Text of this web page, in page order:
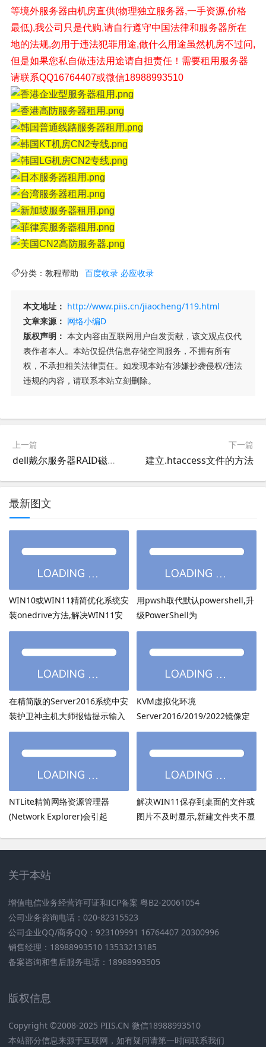
等境外服务器由机房直供(物理独立服务器,一手资源,价格
最低),我公司只是代购,请自行遵守中国法律和服务器所在
地的法规,勿用于违法犯罪用途,做什么用途虽然机房不过问,
但是如果您私自做违法用途请自担责任！ 需要租用服务器
请联系QQ16764407或微信18988993510
分类： 教程帮助 百度收录 必应收录
本文地址： http://www.piis.cn/jiaocheng/119.html
文章来源： 网络小编D
版权声明： 本文内容由互联网用户自发贡献，该文观点仅代
表作者本人。本站仅提供信息存储空间服务，不拥有所有
权，不承担相关法律责任。如发现本站有涉嫌抄袭侵权/违法
违规的内容，请联系本站立刻删除。
上一篇
dell戴尔服务器RAID磁盘成员的在线管理和维护
下一篇
建立.htaccess文件的方法
最新图文
WIN10或WIN11精简优化系统安
装onedrive方法,解决WIN11安
装onedrive后无法打开
用pwsh取代默认powershell,升
级PowerShell为
PowerShell7.6.3等高版本
在精简版的Server2016系统中安
装护卫神主机大师报错提示输入
的密码超过了14个字符
KVM虚拟化环境
Server2016/2019/2022镜像定
制：用DISM离线注入virtio驱动
NTLite精简网络资源管理器
(Network Explorer)会引起
解决WIN11保存到桌面的文件或
图片不及时显示,新建文件夹不显
关于本站
增值电信业务经营许可证和ICP备案 粤B2-20061054
公司业务咨询电话：020-82315523
公司企业QQ/商务QQ：923109991 16764407 20300996
销售经理：18988993510 13533213185
备案咨询和售后服务电话：18988993505
版权信息
Copyright ©2008-2025 PIIS.CN 微信18988993510
本站部分信息来源于互联网，如有疑问请第一时间联系我们